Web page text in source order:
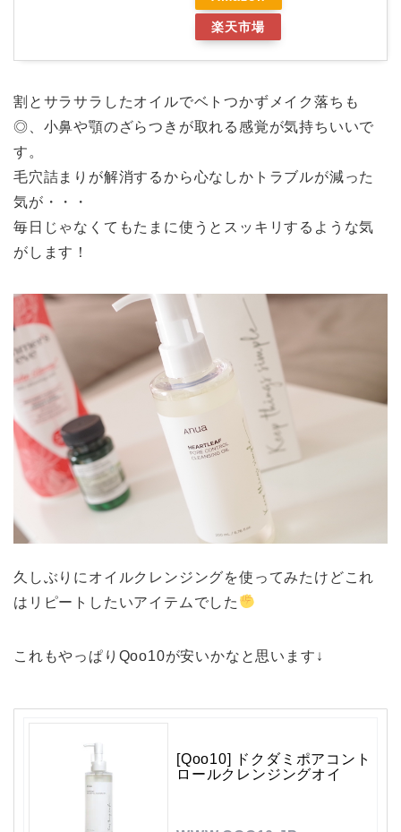
楽天市場
割とサラサラしたオイルでベトつかずメイク落ちも
◎、小鼻や顎のざらつきが取れる感覚が気持ちいいで
す。
毛穴詰まりが解消するから心なしかトラブルが減った
気が・・・
毎日じゃなくてもたまに使うとスッキリするような気
がします！
久しぶりにオイルクレンジングを使ってみたけどこれ
はリピートしたいアイテムでした
これもやっぱりQoo10が安いかなと思います↓
[Qoo10] ドクダミポアコント
ロールクレンジングオイ